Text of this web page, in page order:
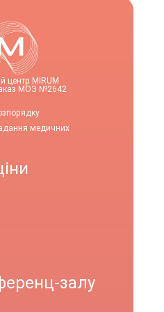
центр MIRUM
МОЗ №2642
медичних
залу